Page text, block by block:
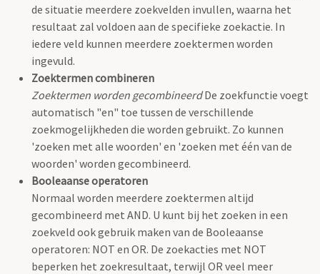
de situatie meerdere zoekvelden invullen, waarna het
resultaat zal voldoen aan de specifieke zoekactie. In
iedere veld kunnen meerdere zoektermen worden
ingevuld.
Zoektermen combineren
Zoektermen worden gecombineerdDe zoekfunctie voegt
automatisch "en" toe tussen de verschillende
zoekmogelijkheden die worden gebruikt. Zo kunnen
'zoeken met alle woorden' en 'zoeken met één van de
woorden' worden gecombineerd.
Booleaanse operatoren
Normaal worden meerdere zoektermen altijd
gecombineerd met AND. U kunt bij het zoeken in een
zoekveld ook gebruik maken van de Booleaanse
operatoren: NOT en OR. De zoekacties met NOT
beperken het zoekresultaat, terwijl OR veel meer